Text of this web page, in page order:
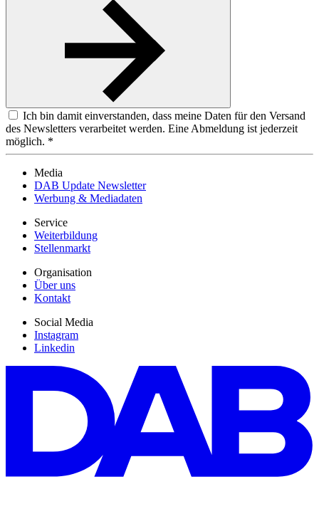
Ich bin damit einverstanden, dass meine Daten für den Versand
des Newsletters verarbeitet werden. Eine Abmeldung ist jederzeit
möglich. *
Media
DAB Update Newsletter
Werbung & Mediadaten
Service
Weiterbildung
Stellenmarkt
Organisation
Über uns
Kontakt
Social Media
Instagram
Linkedin